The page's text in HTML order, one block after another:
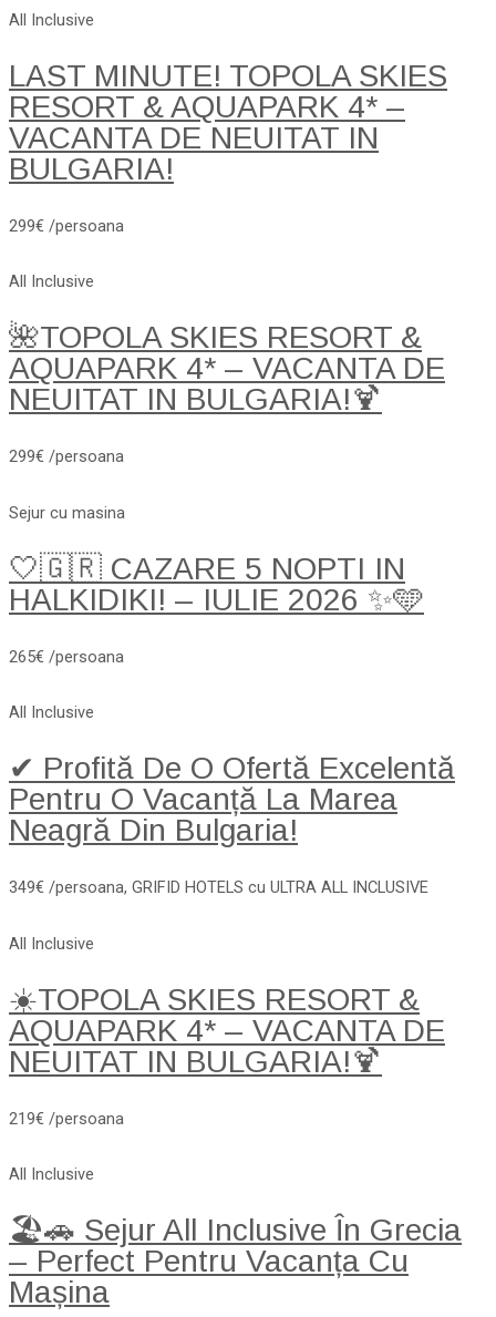
All Inclusive
LAST MINUTE! TOPOLA SKIES
RESORT & AQUAPARK 4* –
VACANTA DE NEUITAT IN
BULGARIA!
299€ /persoana
All Inclusive
🌺TOPOLA SKIES RESORT &
AQUAPARK 4* – VACANTA DE
NEUITAT IN BULGARIA!🍹
299€ /persoana
Sejur cu masina
🤍🇬🇷 CAZARE 5 NOPTI IN
HALKIDIKI! – IULIE 2026 ✨🩵
265€ /persoana
All Inclusive
✔ Profită De O Ofertă Excelentă
Pentru O Vacanță La Marea
Neagră Din Bulgaria!
349€ /persoana, GRIFID HOTELS cu ULTRA ALL INCLUSIVE
All Inclusive
☀️TOPOLA SKIES RESORT &
AQUAPARK 4* – VACANTA DE
NEUITAT IN BULGARIA!🍹
219€ /persoana
All Inclusive
🏖️🚗 Sejur All Inclusive În Grecia
– Perfect Pentru Vacanța Cu
Mașina